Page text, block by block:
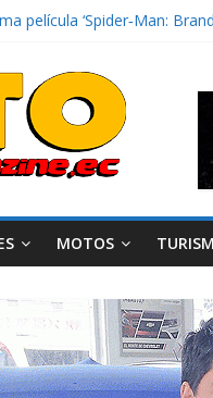
película ‘Spider‑Man:
al Ecuador 2026,
FEDAK recibe 12 Sinotruk
costo de tener un vehículo
MOTOS